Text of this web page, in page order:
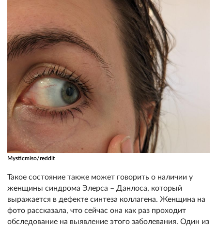
Mysticmiso/reddit
Такое состояние также может говорить о наличии у
женщины синдрома Элерса – Данлоса, который
выражается в дефекте синтеза коллагена. Женщина на
фото рассказала, что сейчас она как раз проходит
обследование на выявление этого заболевания. Один из